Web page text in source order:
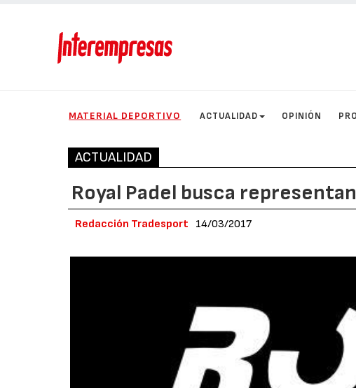
MATERIAL DEPORTIVO ACTUALIDAD OPINIÓN
ACTUALIDAD
Royal Padel busca
Redacción Tradesport 14/03/2017